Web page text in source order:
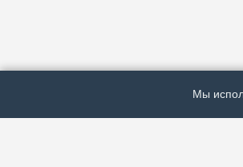
Мы